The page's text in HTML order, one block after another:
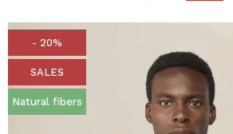
- 20%
SALES
Natural fibers